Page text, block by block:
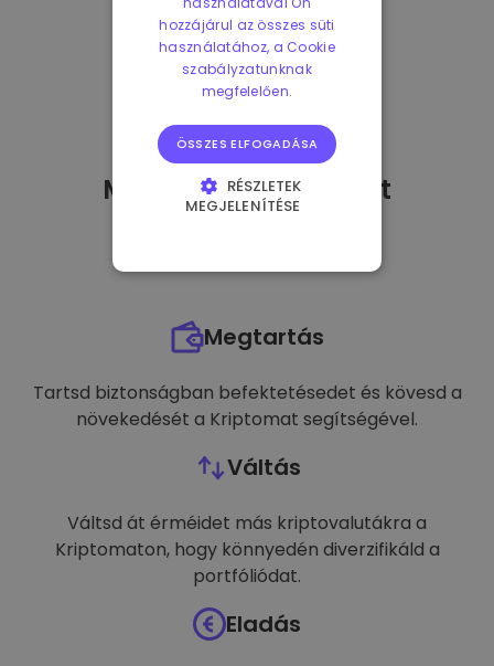
Mit tehetekmiután
-t
Megtartás
Tartsd biztonságban befektetésedet és kövesd a
növekedését a Kriptomat segítségével.
Váltás
Váltsd át érméidet más kriptovalutákra a
Kriptomaton, hogy könnyedén diverzifikáld a
portfóliódat.
Eladás
hozzájárul az összes süti
használatához, a Cookie
szabályzatunknak
megfelelően.
ÖSSZES ELFOGADÁSA
RÉSZLETEK
MEGJELENÍTÉSE
CÉLZÁS
FUNKCIONALITÁS